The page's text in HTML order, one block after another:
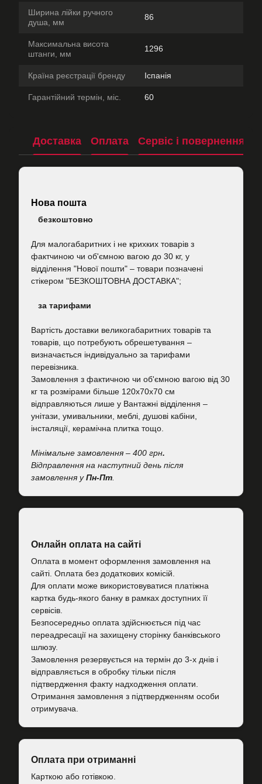
Ширина лійки ручного
душа, мм
86
Максимальна висота
штанги, мм
1296
Країна реєстрації бренду Іспанія
Гарантійний термін, міс. 60
Доставка Оплата Сервіс і повернення
Нова пошта
безкоштовно
Для малогабаритних і не крихких товарів з
фактчиною чи об'ємною вагою до 30 кг, у
відділення "Нової пошти" – товари позначені
стікером "БЕЗКОШТОВНА ДОСТАВКА";
за тарифами
Вартість доставки великогабаритних товарів та
товарів, що потребують обрешетування –
визначається індивідуально за тарифами
перевізника.
Замовлення з фактичною чи об'ємною вагою від 30
кг та розмірами більше 120х70х70 см
відправляються лише у Вантажні відділення –
унітази, умивальники, меблі, душові кабіни,
інсталяції, керамічна плитка тощо.
Мінімальне замовлення – 400 грн.
Відправлення на наступний день після
замовлення уПн-Пт
Онлайн оплата на сайті
Оплата в момент оформлення замовлення на
сайті. Оплата без додаткових комісій.
Для оплати може використовуватися платіжна
картка будь-якого банку в рамках доступних її
сервісів.
Безпосередньо оплата здійснюється під час
переадресації на захищену сторінку банківського
шлюзу.
Замовлення резервується на термін до 3-х днів і
відправляється в обробку тільки після
підтвердження факту надходження оплати.
Отримання замовлення з підтвердженням особи
отримувача.
Оплата при отриманні
Карткою або готівкою.